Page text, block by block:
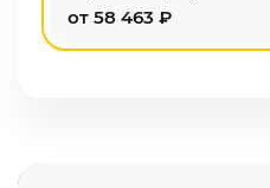
от 58 463 ₽